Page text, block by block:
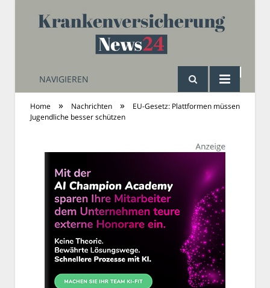
NAVIGIEREN
Home » Nachrichten »
EU-Gesetz: Plattformen müssen
Jugendliche besser schützen